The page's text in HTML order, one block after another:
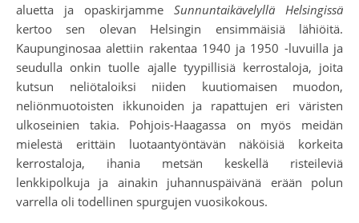
aluetta ja opaskirjamme Sunnuntaikävelyllä Helsingissä
kertoo sen olevan Helsingin ensimmäisiä lähiöitä.
Kaupunginosaa alettiin rakentaa 1940 ja 1950 -luvuilla ja
seudulla onkin tuolle ajalle tyypillisiä kerrostaloja, joita
kutsun neliötaloiksi niiden kuutiomaisen muodon,
neliönmuotoisten ikkunoiden ja rapattujen eri väristen
ulkoseinien takia. Pohjois-Haagassa on myös meidän
mielestä erittäin luotaantyöntävän näköisiä korkeita
kerrostaloja, ihania metsän keskellä risteileviä
lenkkipolkuja ja ainakin juhannuspäivänä erään polun
varrella oli todellinen spurgujen vuosikokous.